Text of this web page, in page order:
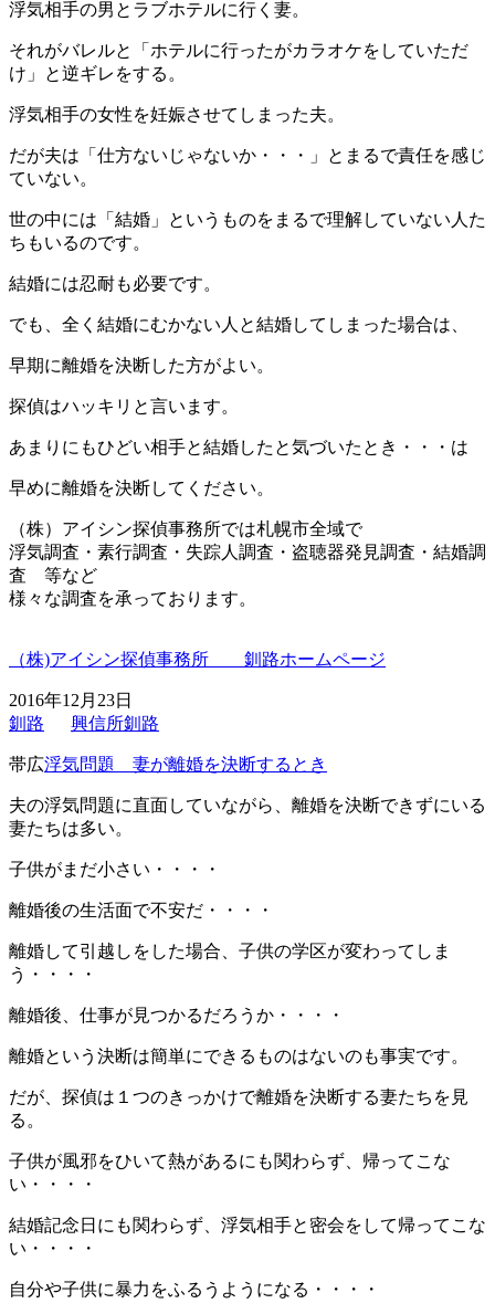
浮気相手の男とラブホテルに行く妻。
それがバレルと「ホテルに行ったがカラオケをしていただ
け」と逆ギレをする。
浮気相手の女性を妊娠させてしまった夫。
だが夫は「仕方ないじゃないか・・・」とまるで責任を感じ
ていない。
世の中には「結婚」というものをまるで理解していない人た
ちもいるのです。
結婚には忍耐も必要です。
でも、全く結婚にむかない人と結婚してしまった場合は、
早期に離婚を決断した方がよい。
探偵はハッキリと言います。
あまりにもひどい相手と結婚したと気づいたとき・・・は
早めに離婚を決断してください。
（株）アイシン探偵事務所では札幌市全域で
浮気調査・素行調査・失踪人調査・盗聴器発見調査・結婚調
査 等など
様々な調査を承っております。
（株)アイシン探偵事務所 釧路ホームページ
2016年12月23日
釧路
興信所釧路
帯広浮気問題 妻が離婚を決断するとき
夫の浮気問題に直面していながら、離婚を決断できずにいる
妻たちは多い。
子供がまだ小さい・・・・
離婚後の生活面で不安だ・・・・
離婚して引越しをした場合、子供の学区が変わってしま
う・・・・
離婚後、仕事が見つかるだろうか・・・・
離婚という決断は簡単にできるものはないのも事実です。
だが、探偵は１つのきっかけで離婚を決断する妻たちを見
る。
子供が風邪をひいて熱があるにも関わらず、帰ってこな
い・・・・
結婚記念日にも関わらず、浮気相手と密会をして帰ってこな
い・・・・
自分や子供に暴力をふるうようになる・・・・